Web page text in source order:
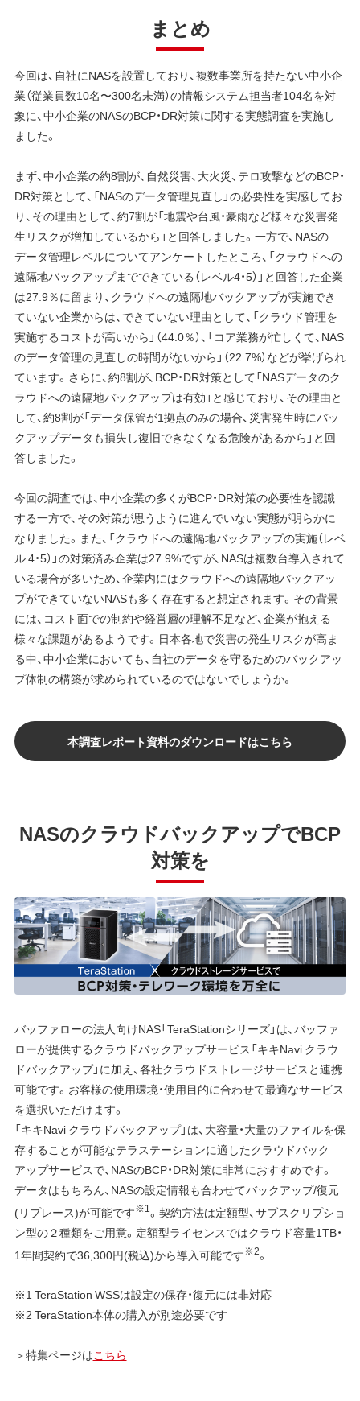
まとめ
今回は、自社にNASを設置しており、複数事業所を持たない中小企
業（従業員数10名〜300名未満）の情報システム担当者104名を対
象に、中小企業のNASのBCP・DR対策に関する実態調査を実施し
ました。
まず、中小企業の約8割が、自然災害、大火災、テロ攻撃などのBCP・
DR対策として、「NASのデータ管理見直し」の必要性を実感してお
り、その理由として、約7割が「地震や台風・豪雨など様々な災害発
生リスクが増加しているから」と回答しました。一方で、NASの
データ管理レベルについてアンケートしたところ、「クラウドへの
遠隔地バックアップまでできている（レベル4・5）」と回答した企業
は27.9％に留まり、クラウドへの遠隔地バックアップが実施でき
ていない企業からは、できていない理由として、「クラウド管理を
実施するコストが高いから」（44.0％）、「コア業務が忙しくて、NAS
のデータ管理の見直しの時間がないから」（22.7%）などが挙げられ
ています。さらに、約8割が、BCP・DR対策として「NASデータのク
ラウドへの遠隔地バックアップは有効」と感じており、その理由と
して、約8割が「データ保管が1拠点のみの場合、災害発生時にバッ
クアップデータも損失し復旧できなくなる危険があるから」と回
答しました。
今回の調査では、中小企業の多くがBCP・DR対策の必要性を認識
する一方で、その対策が思うように進んでいない実態が明らかに
なりました。また、「クラウドへの遠隔地バックアップの実施（レベ
ル 4・5）」の対策済み企業は27.9%ですが、NASは複数台導入されて
いる場合が多いため、企業内にはクラウドへの遠隔地バックアッ
プができていないNASも多く存在すると想定されます。その背景
には、コスト面での制約や経営層の理解不足など、企業が抱える
様々な課題があるようです。日本各地で災害の発生リスクが高ま
る中、中小企業においても、自社のデータを守るためのバックアッ
プ体制の構築が求められているのではないでしょうか。
本調査レポート資料のダウンロードはこちら
NASのクラウドバックアップでBCP
対策を
バッファローの法人向けNAS「TeraStationシリーズ」は、バッファ
ローが提供するクラウドバックアップサービス「キキNavi クラウ
ドバックアップ」に加え、各社クラウドストレージサービスと連携
可能です。お客様の使用環境・使用目的に合わせて最適なサービス
を選択いただけます。
「キキNavi クラウドバックアップ」は、大容量・大量のファイルを保
存することが可能なテラステーションに適したクラウドバック
アップサービスで、NASのBCP・DR対策に非常におすすめです。
データはもちろん、NASの設定情報も合わせてバックアップ/復元
(リプレース)が可能です※1。契約方法は定額型、サブスクリプショ
ン型の２種類をご用意。定額型ライセンスではクラウド容量1TB・
1年間契約で36,300円(税込)から導入可能です※2。
※1 TeraStation WSSは設定の保存・復元には非対応
※2 TeraStation本体の購入が別途必要です
＞特集ページはこちら